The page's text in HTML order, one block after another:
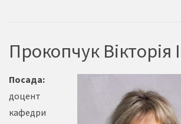
Прокопчук Вікторія
Посада:
доцент
кафедри